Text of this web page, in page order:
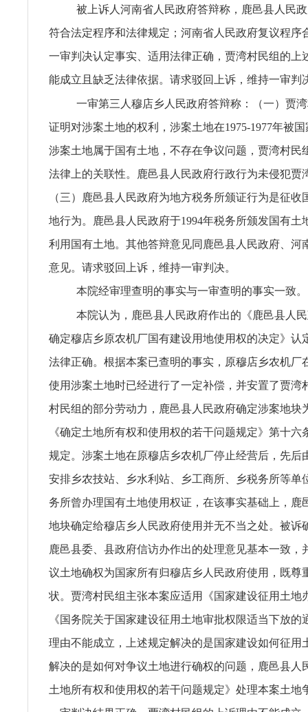
被上诉人河南省人民政府答辩称，鹿邑县人民
符合法定程序和法律规定；河南省人民政府复议程序
一审判决认定事实、适用法律正确，贾湾村民组的上
能成立且缺乏法律依据。请求驳回上诉，维持一审判
一审第三人穆店乡人民政府答辩称：（一）贾
证明对涉案土地的权利，涉案土地在1975-1977年被
涉案土地属于国有土地，不存在争议问题，贾湾村民
法律上的关联性。鹿邑县人民政府行政行为未侵犯贾
（三）鹿邑县人民政府为地方税务所颁证行为是征收
地行为。鹿邑县人民政府于1994年税务所颁发国有土
利用国有土地。其他答辩意见同鹿邑县人民政府、河
意见。请求驳回上诉，维持一审判决。
本院经审理查明的事实与一审查明的事实一致。
本院认为，鹿邑县人民政府作出的《鹿邑县人
确定穆店乡原农机厂国有建设用地使用权的决定》认
法律正确。根据本案已查明的事实，原穆店乡农机厂
使用涉案土地时已经进行了一定补偿，并安置了贾湾
村民组的部分劳动力，鹿邑县人民政府确定涉案地块
《确定土地所有权和使用权的若干问题规定》第十六
规定。涉案土地在原穆店乡农机厂停止经营后，先后
安排乡农技站、乡水利站、乡工商所、乡税务所等单
务所曾办理国有土地使用权证，在该事实基础上，鹿
地块确定给穆店乡人民政府使用并无不当之处。被诉
鹿邑县委、县政府信访办作出的处理意见基本一致，
议土地确权为国家所有归穆店乡人民政府使用，既尊
状。贾湾村民组主张本案应适用《国家建设征用土地
《国务院关于国家建设征用土地审批权限适当下放的
理由不能成立，上述规定解决的是国家建设如何征用
解决的是如何对争议土地进行确权的问题，鹿邑县人
土地所有权和使用权的若干问题规定》处理本案土地